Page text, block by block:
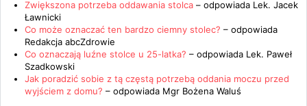
Zwiększona potrzeba oddawania stolca – odpowiada Lek. Jacek
Ławnicki
Co może oznaczać ten bardzo ciemny stolec? – odpowiada
Redakcja abcZdrowie
Co oznaczają luźne stolce u 25-latka? – odpowiada Lek. Paweł
Szadkowski
Jak poradzić sobie z tą częstą potrzebą oddania moczu przed
wyjściem z domu? – odpowiada Mgr Bożena Waluś